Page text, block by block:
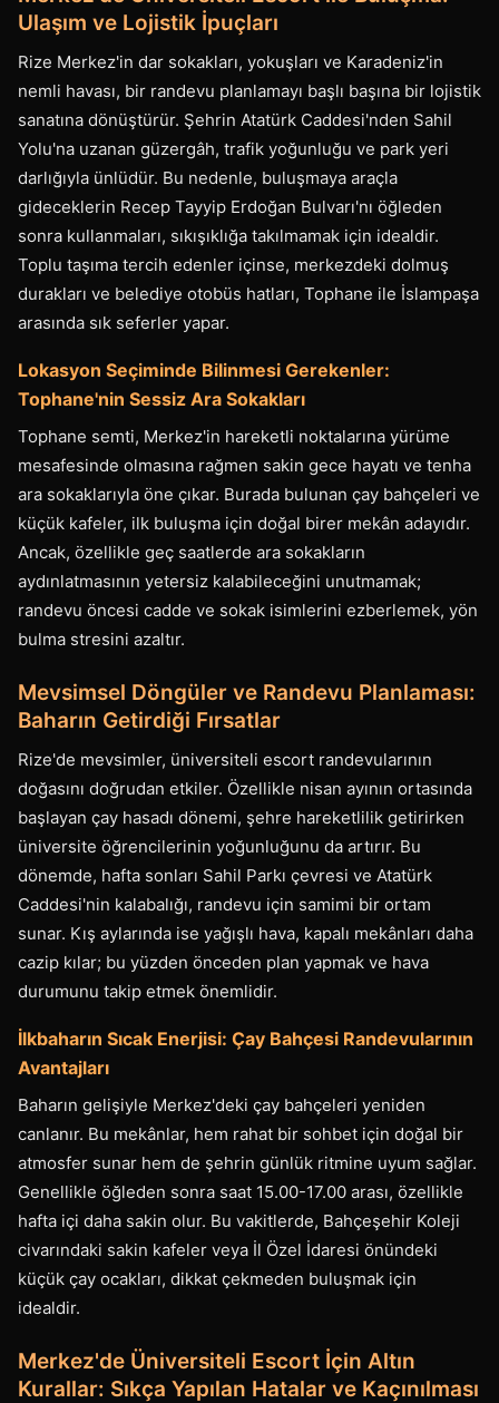
Ulaşım ve Lojistik İpuçları
Rize Merkez'in dar sokakları, yokuşları ve Karadeniz'in
nemli havası, bir randevu planlamayı başlı başına bir lojistik
sanatına dönüştürür. Şehrin Atatürk Caddesi'nden Sahil
Yolu'na uzanan güzergâh, trafik yoğunluğu ve park yeri
darlığıyla ünlüdür. Bu nedenle, buluşmaya araçla
gideceklerin Recep Tayyip Erdoğan Bulvarı'nı öğleden
sonra kullanmaları, sıkışıklığa takılmamak için idealdir.
Toplu taşıma tercih edenler içinse, merkezdeki dolmuş
durakları ve belediye otobüs hatları, Tophane ile İslampaşa
arasında sık seferler yapar.
Lokasyon Seçiminde Bilinmesi Gerekenler:
Tophane'nin Sessiz Ara Sokakları
Tophane semti, Merkez'in hareketli noktalarına yürüme
mesafesinde olmasına rağmen sakin gece hayatı ve tenha
ara sokaklarıyla öne çıkar. Burada bulunan çay bahçeleri ve
küçük kafeler, ilk buluşma için doğal birer mekân adayıdır.
Ancak, özellikle geç saatlerde ara sokakların
aydınlatmasının yetersiz kalabileceğini unutmamak;
randevu öncesi cadde ve sokak isimlerini ezberlemek, yön
bulma stresini azaltır.
Mevsimsel Döngüler ve Randevu Planlaması:
Baharın Getirdiği Fırsatlar
Rize'de mevsimler, üniversiteli escort randevularının
doğasını doğrudan etkiler. Özellikle nisan ayının ortasında
başlayan çay hasadı dönemi, şehre hareketlilik getirirken
üniversite öğrencilerinin yoğunluğunu da artırır. Bu
dönemde, hafta sonları Sahil Parkı çevresi ve Atatürk
Caddesi'nin kalabalığı, randevu için samimi bir ortam
sunar. Kış aylarında ise yağışlı hava, kapalı mekânları daha
cazip kılar; bu yüzden önceden plan yapmak ve hava
durumunu takip etmek önemlidir.
İlkbaharın Sıcak Enerjisi: Çay Bahçesi Randevularının
Avantajları
Baharın gelişiyle Merkez'deki çay bahçeleri yeniden
canlanır. Bu mekânlar, hem rahat bir sohbet için doğal bir
atmosfer sunar hem de şehrin günlük ritmine uyum sağlar.
Genellikle öğleden sonra saat 15.00-17.00 arası, özellikle
hafta içi daha sakin olur. Bu vakitlerde, Bahçeşehir Koleji
civarındaki sakin kafeler veya İl Özel İdaresi önündeki
küçük çay ocakları, dikkat çekmeden buluşmak için
idealdir.
Merkez'de Üniversiteli Escort İçin Altın
Kurallar: Sıkça Yapılan Hatalar ve Kaçınılması